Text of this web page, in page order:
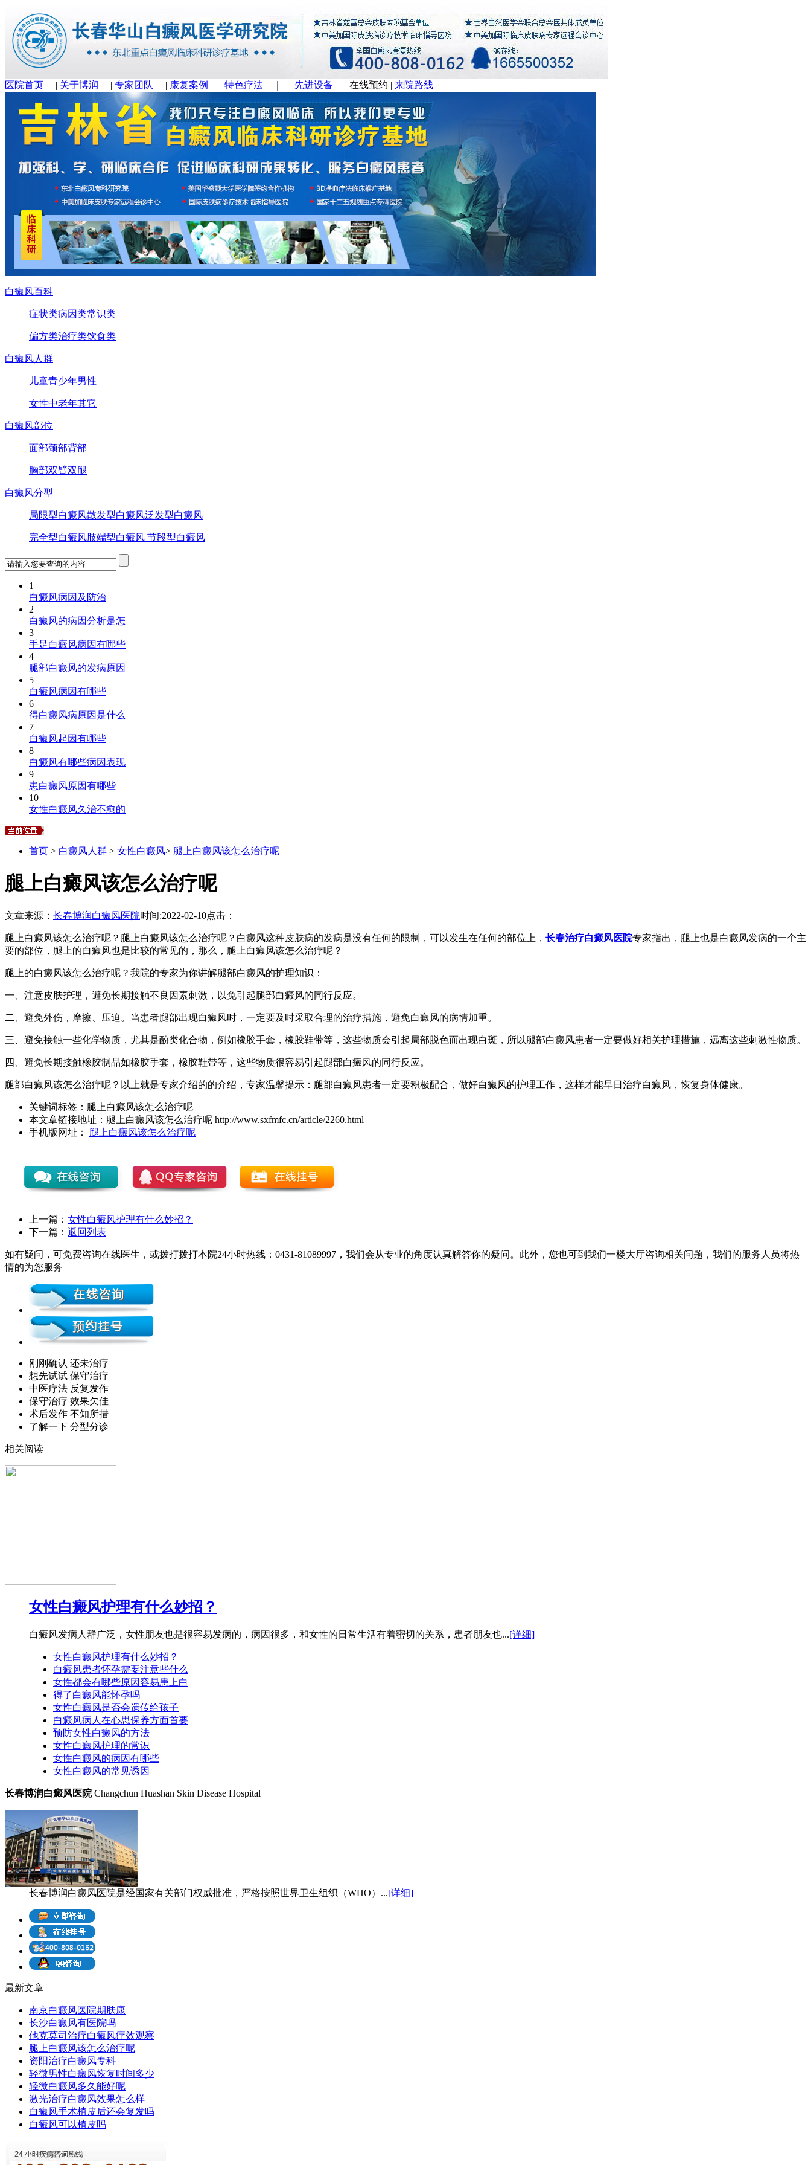
医院首页 | 关于博润 | 专家团队 | 康复案例 | 特色疗法 先进设备 | 在线预约 | 来院路线
白癜风百科
症状类病因类常识类
偏方类治疗类饮食类
白癜风人群
儿童青少年男性
女性中老年其它
白癜风部位
面部颈部背部
胸部双臂双腿
白癜风分型
局限型白癜风散发型白癜风泛发型白癜风
完全型白癜风肢端型白癜风 节段型白癜风
1
白癜风病因及防治
2
白癜风的病因分析是怎
3
手足白癜风病因有哪些
4
腿部白癜风的发病原因
5
白癜风病因有哪些
6
得白癜风病原因是什么
7
白癜风起因有哪些
8
白癜风有哪些病因表现
9
患白癜风原因有哪些
10
女性白癜风久治不愈的
首页 > 白癜风人群 > 女性白癜风> 腿上白癜风该怎么治疗呢
腿上白癜风该怎么治疗呢
文章来源： 长春博润白癜风医院时间:2022-02-10点击：
腿上白癜风该怎么治疗呢？腿上白癜风该怎么治疗呢？白癜风这种皮肤病的发病是没有任何的限制，可以发生在任何的部位上， 长春治疗白癜风医院专家指出，腿上也是白癜风发病的一个主
要的部位，腿上的白癜风也是比较的常见的，那么，腿上白癜风该怎么治疗呢？
腿上的白癜风该怎么治疗呢？我院的专家为你讲解腿部白癜风的护理知识：
一、注意皮肤护理，避免长期接触不良因素刺激，以免引起腿部白癜风的同行反应。
二、避免外伤，摩擦、压迫。当患者腿部出现白癜风时，一定要及时采取合理的治疗措施，避免白癜风的病情加重。
三、避免接触一些化学物质，尤其是酚类化合物，例如橡胶手套，橡胶鞋带等，这些物质会引起局部脱色而出现白斑，所以腿部白癜风患者一定要做好相关护理措施，远离这些刺激性物质。
四、避免长期接触橡胶制品如橡胶手套，橡胶鞋带等，这些物质很容易引起腿部白癜风的同行反应。
腿部白癜风该怎么治疗呢？以上就是专家介绍的的介绍，专家温馨提示：腿部白癜风患者一定要积极配合，做好白癜风的护理工作，这样才能早日治疗白癜风，恢复身体健康。
关键词标签： 腿上白癜风该怎么治疗呢
本文章链接地址： 腿上白癜风该怎么治疗呢 http://www.sxfmfc.cn/article/2260.html
手机版网址：
腿上白癜风该怎么治疗呢
上一篇： 女性白癜风护理有什么妙招？
下一篇： 返回列表
如有疑问，可免费咨询在线医生，或拨打拨打本院24小时热线：0431-81089997，我们会从专业的角度认真解答你的疑问。此外，您也可到我们一楼大厅咨询相关问题，我们的服务人员将热
情的为您服务
刚刚确认 还未治疗
想先试试 保守治疗
中医疗法 反复发作
保守治疗 效果欠佳
术后发作 不知所措
了解一下 分型分诊
相关阅读
女性白癜风护理有什么妙招？
白癜风发病人群广泛，女性朋友也是很容易发病的，病因很多，和女性的日常生活有着密切的关系，患者朋友也...[详细]
女性白癜风护理有什么妙招？
白癜风患者怀孕需要注意些什么
女性都会有哪些原因容易患上白
得了白癜风能怀孕吗
女性白癜风是否会遗传给孩子
白癜风病人在心思保养方面首要
预防女性白癜风的方法
女性白癜风护理的常识
女性白癜风的病因有哪些
女性白癜风的常见诱因
长春博润白癜风医院 Changchun Huashan Skin Disease Hospital
长春博润白癜风医院是经国家有关部门权威批准，严格按照世界卫生组织（WHO）...[详细]
最新文章
南京白癜风医院期肤康
长沙白癜风有医院吗
他克莫司治疗白癜风疗效观察
腿上白癜风该怎么治疗呢
资阳治疗白癜风专科
轻微男性白癜风恢复时间多少
轻微白癜风多久能好呢
激光治疗白癜风效果怎么样
白癜风手术植皮后还会复发吗
白癜风可以植皮吗